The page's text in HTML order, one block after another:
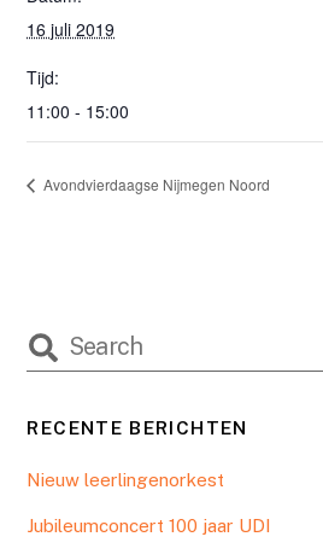
16 juli 2019
Tijd:
11:00 - 15:00
Avondvierdaagse Nijmegen Noord
RECENTE BERICHTEN
Nieuw leerlingenorkest
Jubileumconcert 100 jaar UDI